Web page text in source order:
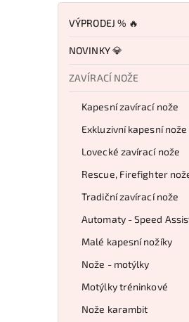
VÝPRODEJ % 🔥
NOVINKY 💎
ZAVÍRACÍ NOŽE
Kapesní zavírací nože
Exkluzivní kapesní nože
Lovecké zavírací nože
Rescue, Firefighter
Tradiční zavírací nože
Automaty - Speed
Malé kapesní nožíky
Nože - motýlky
Motýlky tréninkové
Nože karambit